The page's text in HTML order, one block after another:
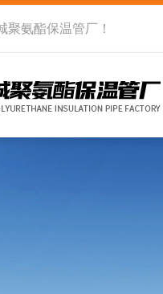
聚氨酯保温管厂 ！